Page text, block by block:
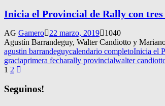
Inicia el Provincial de Rally con
AG Gamero 22 marzo, 2019
1040
Agustín Barrandeguy, Walter Candiotto y
agustin barrandeguycalendario completoInicia el
graciaprimera fecharally provincialwalter
Navegación
de
entradas
1 2
Seguinos!